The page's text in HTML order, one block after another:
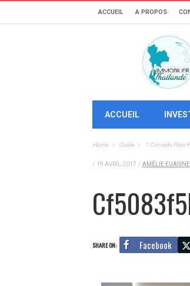
ACCUEIL A PROPOS
ACCUEIL
Home Guide 7 Conseils Pour
/ 19 AVRIL 2017 / AMÉLIE EUASINE
SHARE ON: Facebook